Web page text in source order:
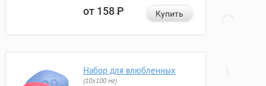
от 158Р Купить
Набор для влюбленных
(10х100 мг)